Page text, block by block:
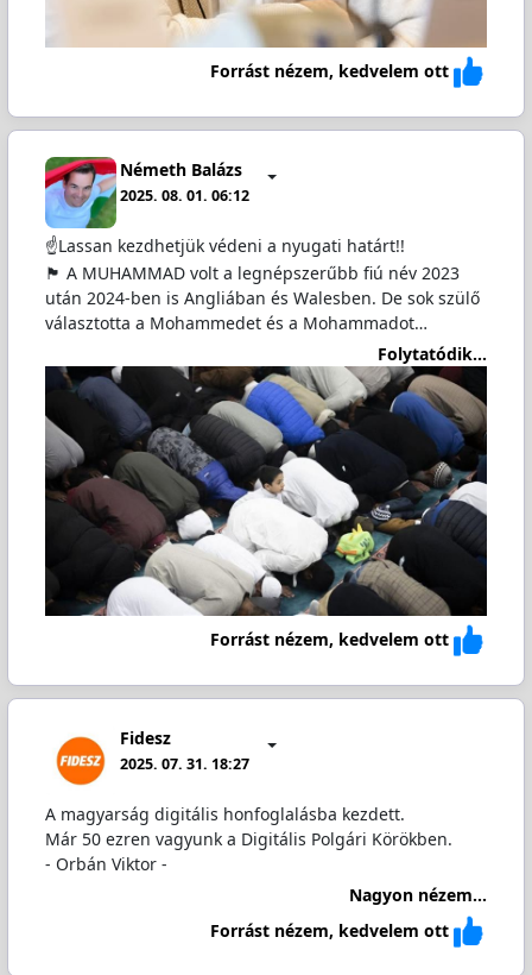
Forrást nézem, kedvelem ott
Németh Balázs
2025. 08. 01. 06:12
☝️Lassan kezdhetjük védeni a nyugati határt!!
🏴󠁧󠁢󠁥󠁮󠁧󠁿 A MUHAMMAD volt a legnépszerűbb fiú név 2023
után 2024-ben is Angliában és Walesben. De sok szülő
választotta a Mohammedet és a Mohammadot…
Folytatódik...
Forrást nézem, kedvelem ott
Fidesz
2025. 07. 31. 18:27
A magyarság digitális honfoglalásba kezdett.
Már 50 ezren vagyunk a Digitális Polgári Körökben.
- Orbán Viktor -
Nagyon nézem...
Forrást nézem, kedvelem ott